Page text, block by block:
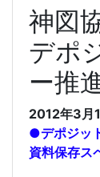
神図
デポ
ー推
2012年3月
●デポジッ
資料保存ス